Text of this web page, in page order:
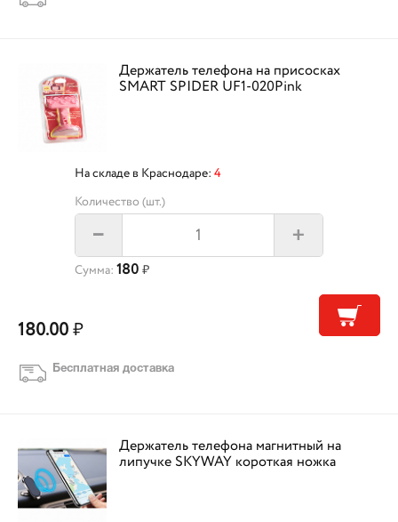
Держатель телефона на присосках
SMART SPIDER UF1-020Pink
На складе в Краснодаре: 4
Количество (шт.)
– +
Сумма: 180 ₽
180.00₽
Бесплатная доставка
Держатель телефона магнитный на
липучке SKYWAY короткая ножка